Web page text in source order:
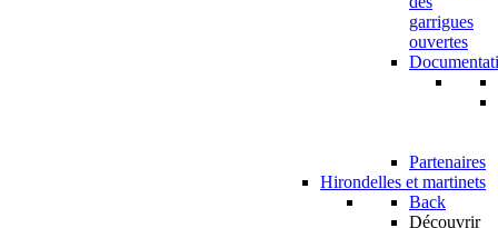
garrigues
ouvertes
Partenaires
Hirondelles et martinets
Back
Découvrir